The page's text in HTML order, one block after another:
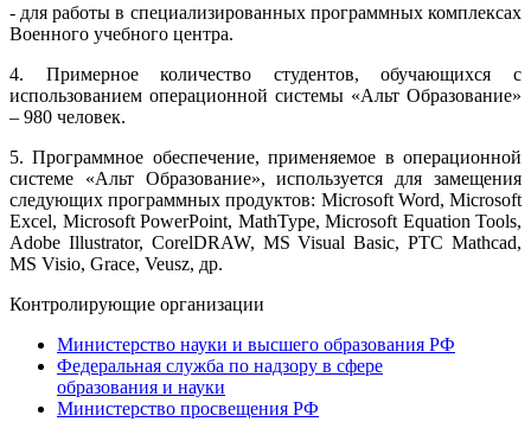
- для работы в специализированных программных комплексах
Военного учебного центра.
4. Примерное количество студентов, обучающихся с
использованием операционной системы «Альт Образование»
– 980 человек.
5. Программное обеспечение, применяемое в операционной
системе «Альт Образование», используется для замещения
следующих программных продуктов: Microsoft Word, Microsoft
Excel, Microsoft PowerPoint, MathType, Microsoft Equation Tools,
Adobe Illustrator, CorelDRAW, MS Visual Basic, PTC Mathcad,
MS Visio, Grace, Veusz, др.
Контролирующие организации
Министерство науки и высшего образования РФ
Федеральная служба по надзору в сфере
образования и науки
Министерство просвещения РФ